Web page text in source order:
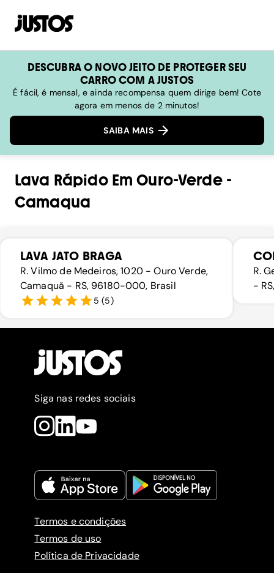
DESCUBRA O NOVO JEITO DE PROTEGER SEU
CARRO COM A JUSTOS
É fácil, é mensal, e ainda recompensa quem dirige bem! Cote
agora em menos de 2 minutos!
SAIBA MAIS
Lava RápidoEmOuro-Verde-
Camaqua
LAVA JATO BRAGA
R. Vilmo de Medeiros, 1020 - Ouro Verde,
Camaquã - RS, 96180-000, Brasil
5 (5)
R.
-
Siga nas redes sociais
Termos e condições
Termos de uso
Política de Privacidade